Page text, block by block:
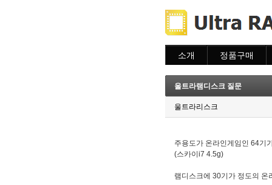
소개 정품구매
주문조회
이용안내
울트라램디스크 질문
울트라리스크
주용도가 온라인게임인 64기
(스카이i7 4.5g)
램디스크에 30기가 정도의 온